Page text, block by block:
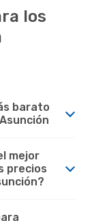
los
barato
mejor
precios